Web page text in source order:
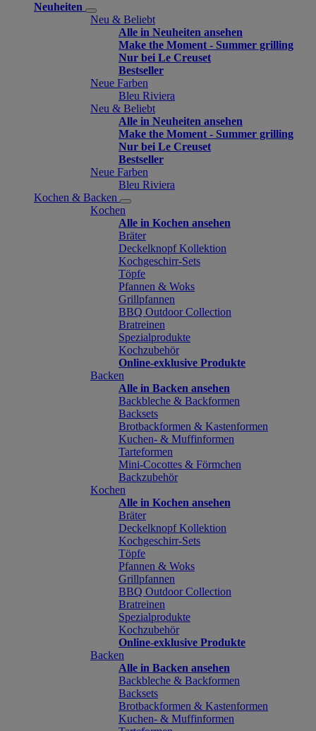
Neuheiten
Neu & Beliebt
Alle in Neuheiten ansehen
Make the Moment - Summer grilling
Nur bei Le Creuset
Bestseller
Neue Farben
Bleu Riviera
Neu & Beliebt
Alle in Neuheiten ansehen
Make the Moment - Summer grilling
Nur bei Le Creuset
Bestseller
Neue Farben
Bleu Riviera
Kochen & Backen
Kochen
Alle in Kochen ansehen
Bräter
Deckelknopf Kollektion
Kochgeschirr-Sets
Töpfe
Pfannen & Woks
Grillpfannen
BBQ Outdoor Collection
Bratreinen
Spezialprodukte
Kochzubehör
Online-exklusive Produkte
Backen
Alle in Backen ansehen
Backbleche & Backformen
Backsets
Brotbackformen & Kastenformen
Kuchen- & Muffinformen
Tarteformen
Mini-Cocottes & Förmchen
Backzubehör
Kochen
Alle in Kochen ansehen
Bräter
Deckelknopf Kollektion
Kochgeschirr-Sets
Töpfe
Pfannen & Woks
Grillpfannen
BBQ Outdoor Collection
Bratreinen
Spezialprodukte
Kochzubehör
Online-exklusive Produkte
Backen
Alle in Backen ansehen
Backbleche & Backformen
Backsets
Brotbackformen & Kastenformen
Kuchen- & Muffinformen